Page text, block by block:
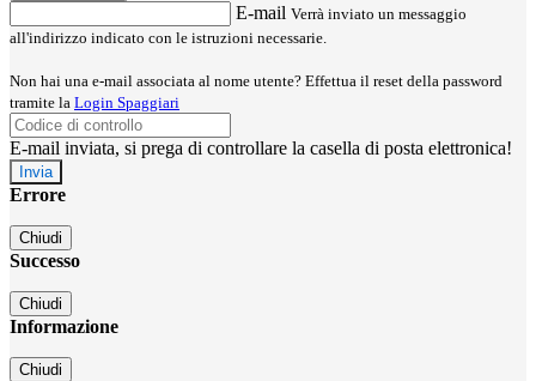
E-mail Verrà inviato un messaggio
all'indirizzo indicato con le istruzioni necessarie.
Non hai una e-mail associata al nome utente? Effettua il reset della password
tramite la Login Spaggiari
E-mail inviata, si prega di controllare la casella di posta elettronica!
Errore
Chiudi
Successo
Chiudi
Informazione
Chiudi